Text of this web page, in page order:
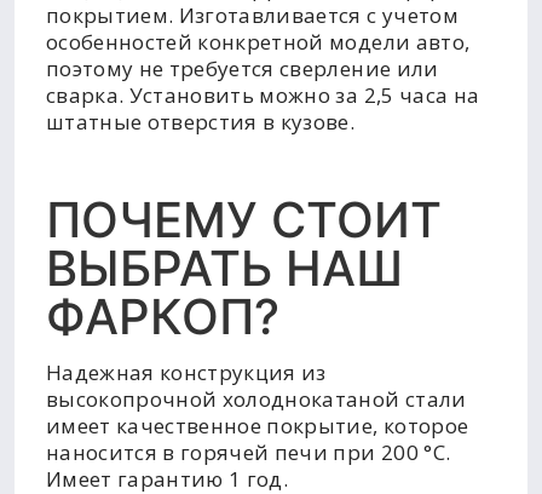
покрытием. Изготавливается с учетом
особенностей конкретной модели авто,
поэтому не требуется сверление или
сварка. Установить можно за 2,5 часа на
штатные отверстия в кузове.
ПОЧЕМУ СТОИТ
ВЫБРАТЬ НАШ
ФАРКОП?
Надежная конструкция из
высокопрочной холоднокатаной стали
имеет качественное покрытие, которое
наносится в горячей печи при 200 °C.
Имеет гарантию 1 год.